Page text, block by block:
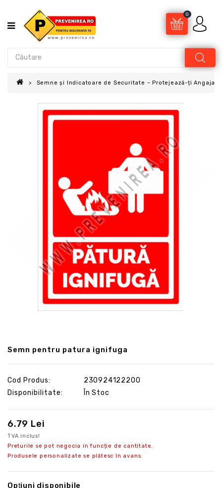
0
Semne și Indicatoare de Securitate – Protejează-ți
Semn pentru patura ignifuga
Cod Produs:
230924122200
Disponibilitate:
În Stoc
6.79 Lei
TVA inclus!
Preturile se pot negocia in funcție de cantitate.
Produsele personalizate se plătesc în avans.
Opţiuni disponibile